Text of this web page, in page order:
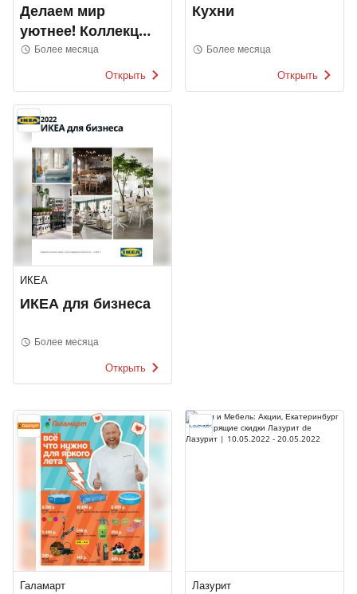
Делаем мир
уютнее! Коллекция
2022Более месяца
Открыть
Кухни
Более месяца
Открыть
ИКЕА
ИКЕА для бизнеса
Более месяца
Открыть
Галамарт Лазурит